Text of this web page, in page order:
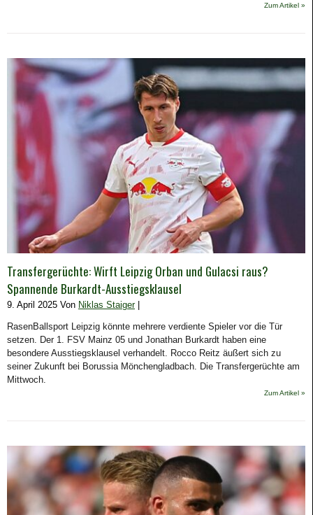
Zum Artikel »
Transfergerüchte: Wirft Leipzig Orban und Gulacsi raus?
Spannende Burkardt-Ausstiegsklausel
9. April 2025 Von Niklas Staiger|
RasenBallsport Leipzig könnte mehrere verdiente Spieler vor die Tür
setzen. Der 1. FSV Mainz 05 und Jonathan Burkardt haben eine
besondere Ausstiegsklausel verhandelt. Rocco Reitz äußert sich zu
seiner Zukunft bei Borussia Mönchengladbach. Die Transfergerüchte am
Mittwoch.
Zum Artikel »